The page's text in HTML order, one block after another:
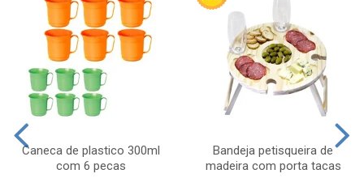
Caneca de plastico 300ml
com 6 pecas
Bandeja petisqueira de
madeira com porta tacas